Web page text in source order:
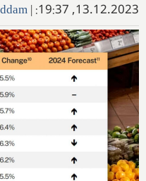
13.12.2023, 19:37:
|